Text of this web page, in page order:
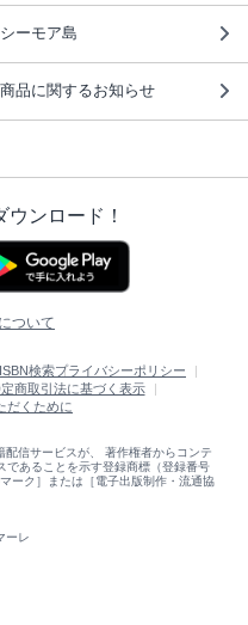
シーモア島
商品に関するお知らせ
ンロード！
ついて
ISBN検索プライバシーポリシー
商取引法に基づく表示
だくために
信サービスが、 著作権者からコンテ
であることを示す登録商標（登録番号
ーク］または［電子出版制作・流通協
ーレ